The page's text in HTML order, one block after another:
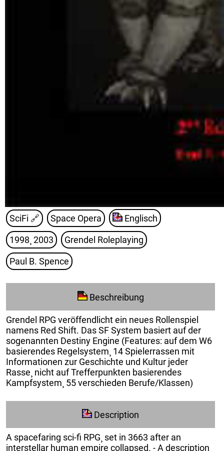
SciFi 🔗 Space Opera Englisch
1998¸ 2003 Grendel Roleplaying
Paul B. Spence
Beschreibung
Grendel RPG veröffendlicht ein neues Rollenspiel
namens Red Shift. Das SF System basiert auf der
sogenannten Destiny Engine (Features: auf dem W6
basierendes Regelsystem¸ 14 Spielerrassen mit
Informationen zur Geschichte und Kultur jeder
Rasse¸ nicht auf Trefferpunkten basierendes
Kampfsystem¸ 55 verschieden Berufe/Klassen)
Description
A spacefaring sci-fi RPG¸ set in 3663 after an
interstellar human empire collapsed. - A description